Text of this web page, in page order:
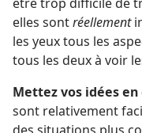
elles sontréellement
les yeux tous les
tous les deux à voir
Mettez vos idées
sont relativement